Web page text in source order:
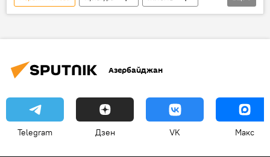
Азербайджан
Новости
СМИ
Азербайджан
Telegram Дзен VK Макс